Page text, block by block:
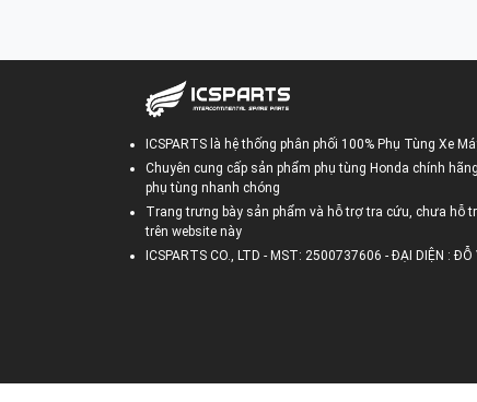
ICSPARTS là hệ thống phân phối 100% Phụ Tùng Xe
Chuyên cung cấp sản phẩm phụ tùng Honda chính
phụ tùng nhanh chóng
Trang trưng bày sản phẩm và hỗ trợ tra cứu, chưa hỗ
trên website này
ICSPARTS CO., LTD - MST: 2500737606 - ĐẠI DIỆN : ĐỖ